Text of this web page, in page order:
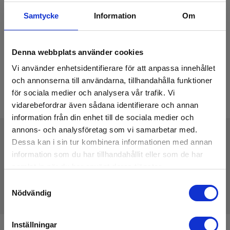
Samtycke Information Om
Denna webbplats använder cookies
Vi använder enhetsidentifierare för att anpassa innehållet
och annonserna till användarna, tillhandahålla funktioner
för sociala medier och analysera vår trafik. Vi
vidarebefordrar även sådana identifierare och annan
information från din enhet till de sociala medier och
annons- och analysföretag som vi samarbetar med.
Dessa kan i sin tur kombinera informationen med annan
information som du har tillhandahållit eller som de har
Nödvändig
Inställningar
Tekniske Data